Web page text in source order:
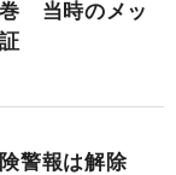
当時のメッ
警報は解除